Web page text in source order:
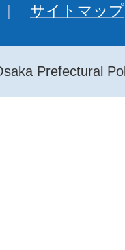
サイトマップ
Prefectural